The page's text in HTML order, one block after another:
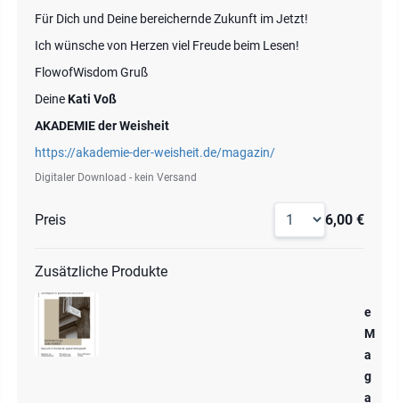
Für Dich und Deine bereichernde Zukunft im Jetzt!
Ich wünsche von Herzen viel Freude beim Lesen!
FlowofWisdom Gruß
DeineKati Voß
AKADEMIE der Weisheit
https://akademie-der-weisheit.de/magazin/
Digitaler Download - kein Versand
Preis 6,00 €
Zusätzliche Produkte
e
M
a
g
a